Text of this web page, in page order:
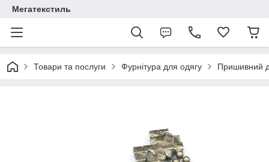
Мегатекстиль
Товари та послуги Фурнітура для одягу Пришивний